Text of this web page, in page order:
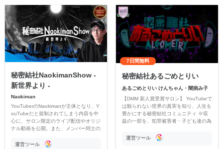
秘密結社NaokimanShow -
新世界より -
Naokiman
YouTuberのNaokimanが主体となり、Y
ouTubeだと規制されてしまう内容を中
心に、サロン限定のライブ配信やオリジ
ナル動画を公開。また、メンバー同士の
ただいています。
運営ツール
7日間無料
秘密結社あるごめとりい
あるごめとりい けんちゃん・闇病み子
【DMM 新人賞受賞サロン】 YouTubeで
は観られない世界の真実を知り、人生を
豊かにする秘密結社コミュニティ ※収
益の一部を、犯罪被害者・子ども達の為
す運営ツール